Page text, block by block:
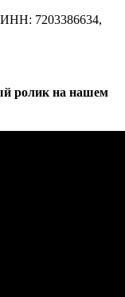
7203386634,
ролик на нашем